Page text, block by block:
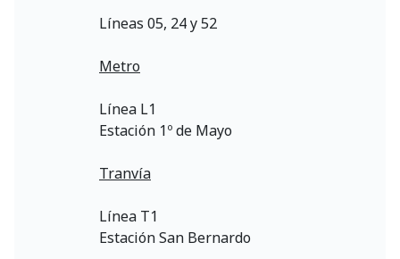
Líneas 05, 24 y 52
Metro
Línea L1
Estación 1º de Mayo
Tranvía
Línea T1
Estación San Bernardo